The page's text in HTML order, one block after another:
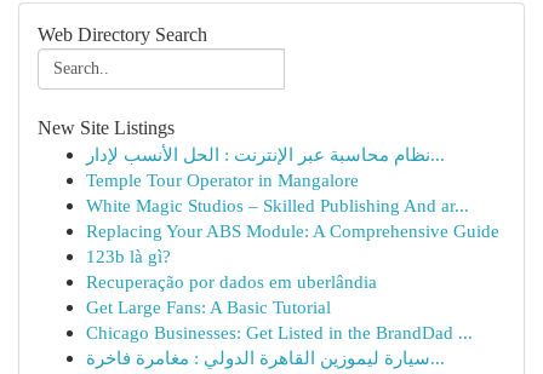
Web Directory Search
New Site Listings
نظام محاسبة عبر الإنترنت : الحل الأنسب لإدار...
Temple Tour Operator in Mangalore
White Magic Studios – Skilled Publishing And ar...
Replacing Your ABS Module: A Comprehensive Guide
123b là gì?
Recuperação por dados em uberlândia
Get Large Fans: A Basic Tutorial
Chicago Businesses: Get Listed in the BrandDad ...
سيارة ليموزين القاهرة الدولي : مغامرة فاخرة...